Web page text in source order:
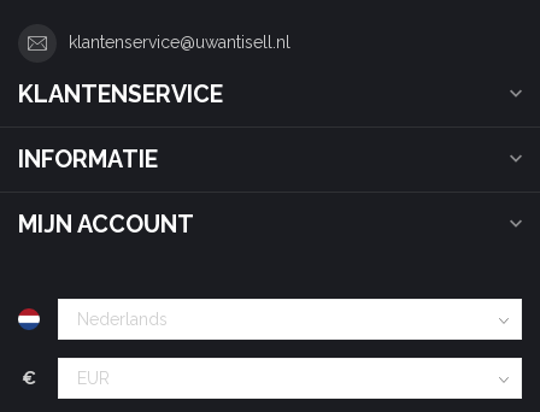
klantenservice@uwantisell.nl
KLANTENSERVICE
INFORMATIE
MIJN ACCOUNT
€